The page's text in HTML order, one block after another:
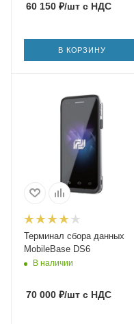
60 150 ₽/шт с НДС
В КОРЗИНУ
Терминал сбора данных
MobileBase DS6
В наличии
70 000 ₽/шт с НДС